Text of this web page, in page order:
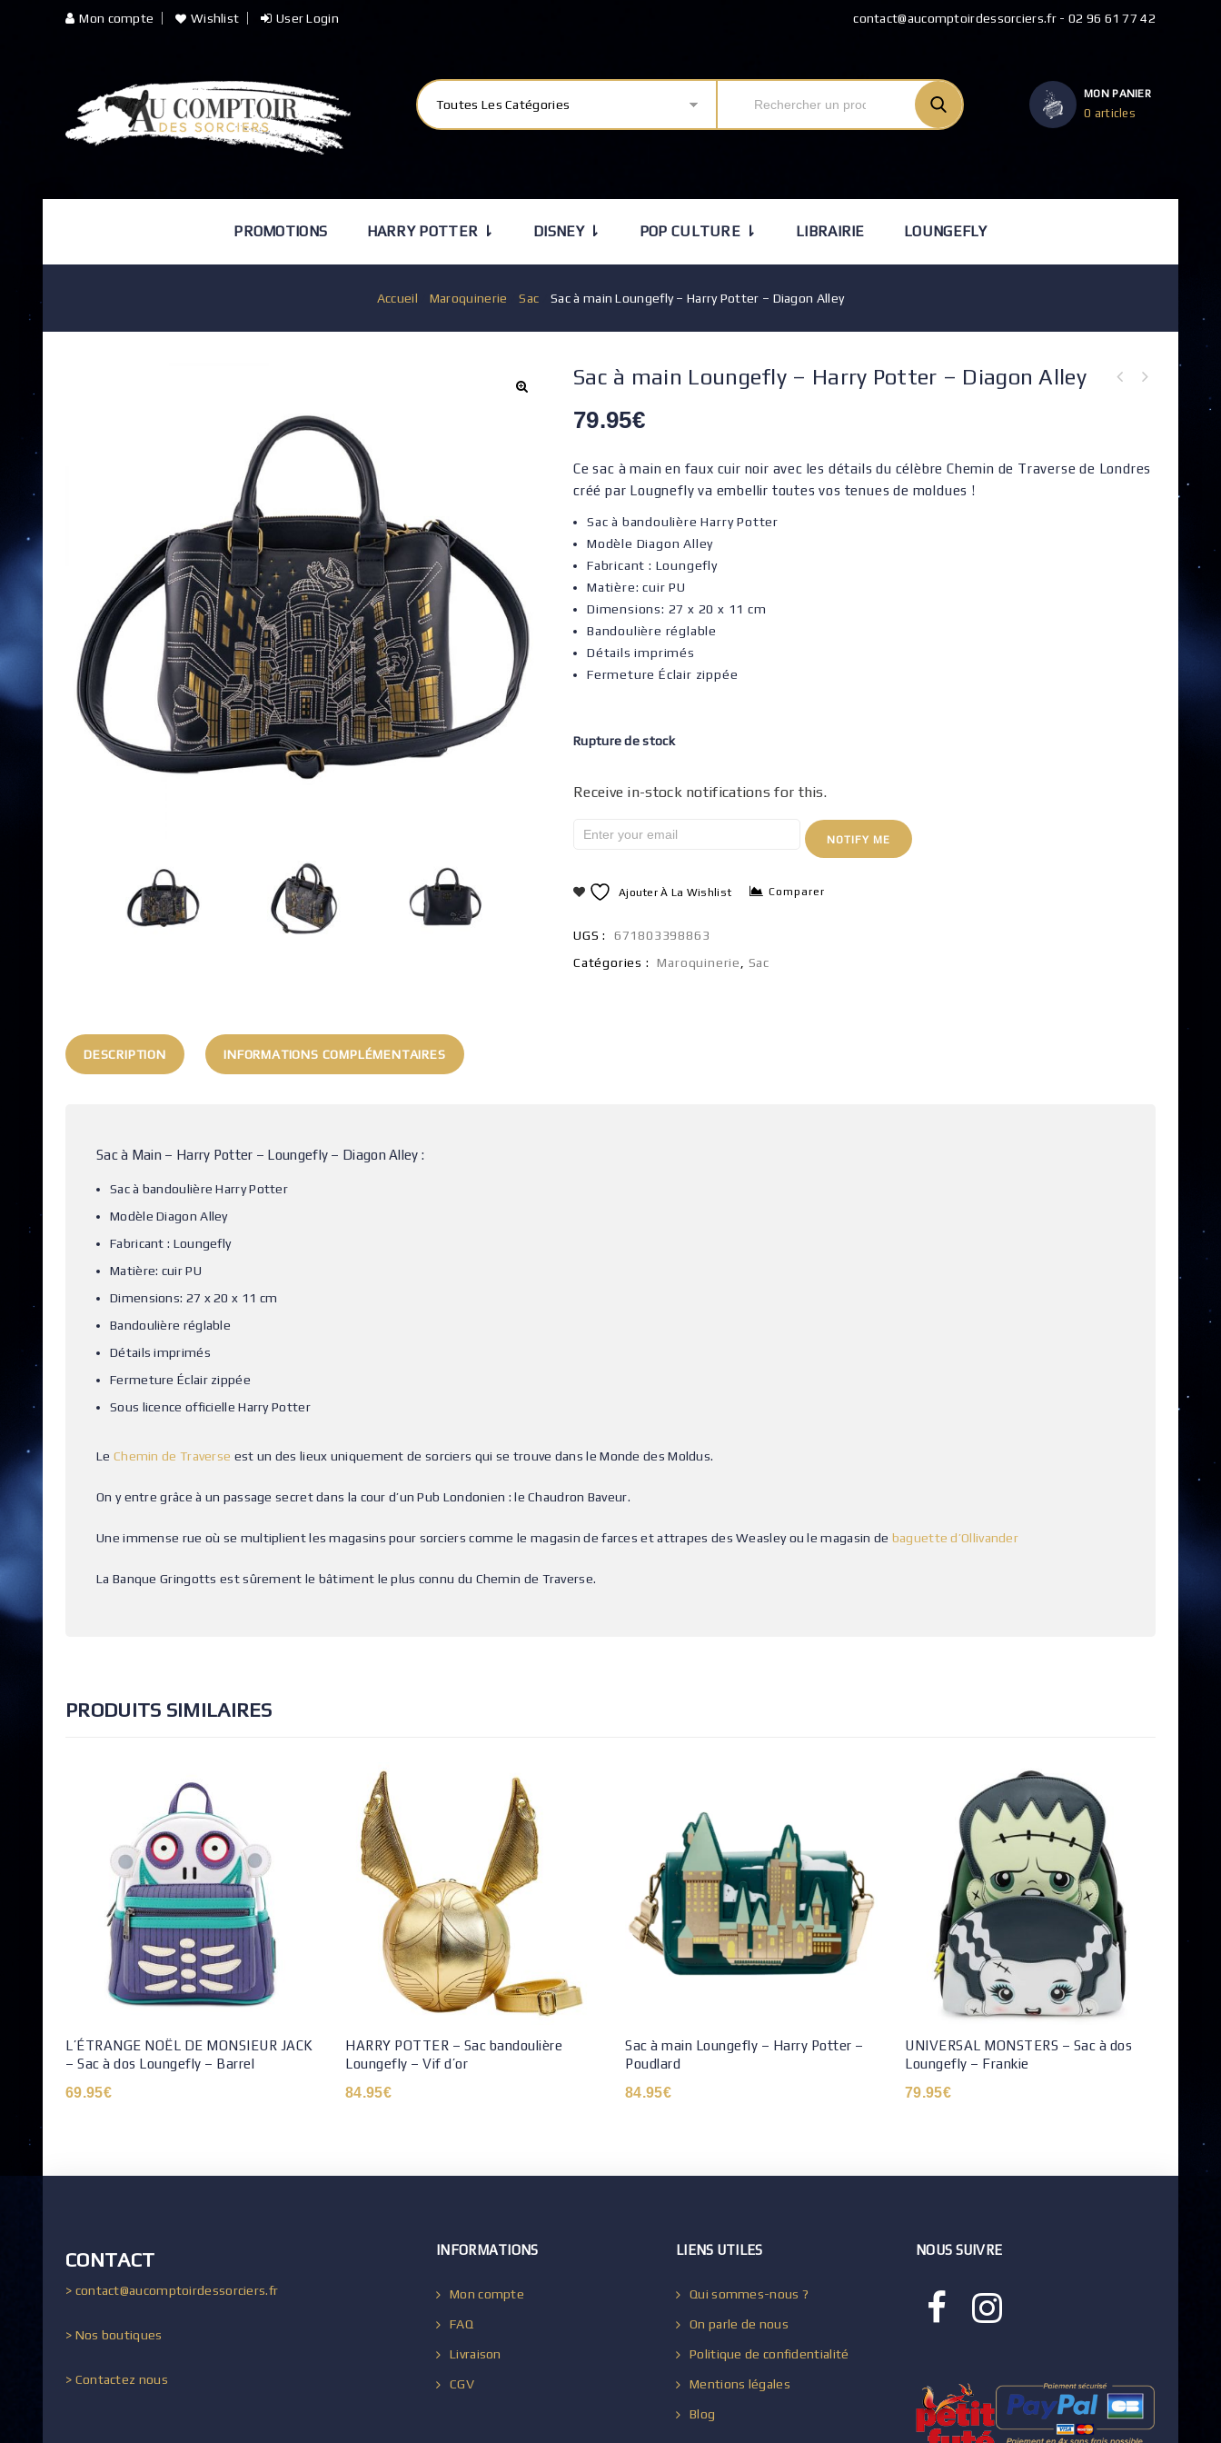
Mon compte Wishlist User Login contact@aucomptoirdessorciers.fr - 02 96 61 77 42
Toutes Les Catégories
MON PANIER
0 articles
PROMOTIONS HARRY POTTER ⇂ DISNEY ⇂ POP CULTURE ⇂ LIBRAIRIE LOUNGEFLY
Accueil Maroquinerie /Sac /Sac à main Loungefly – Harry Potter – Diagon Alley
Sac à main Loungefly – Harry Potter – Diagon Alley
79.95€
Ce sac à main en faux cuir noir avec les détails du célèbre Chemin de Traverse de Londres
créé par Lougnefly va embellir toutes vos tenues de moldues !
Sac à bandoulière Harry Potter
Modèle Diagon Alley
Fabricant : Loungefly
Matière: cuir PU
Dimensions: 27 x 20 x 11 cm
Bandoulière réglable
Détails imprimés
Fermeture Éclair zippée
Rupture de stock
Receive in-stock notifications for this.
NOTIFY ME
Ajouter À La Wishlist Comparer
UGS :
671803398863
Catégories :
Maroquinerie Sac
DESCRIPTION INFORMATIONS COMPLÉMENTAIRES
Sac à Main – Harry Potter – Loungefly – Diagon Alley :
Sac à bandoulière Harry Potter
Modèle Diagon Alley
Fabricant : Loungefly
Matière: cuir PU
Dimensions: 27 x 20 x 11 cm
Bandoulière réglable
Détails imprimés
Fermeture Éclair zippée
Sous licence officielle Harry Potter
Le Chemin de Traverse est un des lieux uniquement de sorciers qui se trouve dans le Monde des Moldus.
On y entre grâce à un passage secret dans la cour d’un Pub Londonien : le Chaudron Baveur.
Une immense rue où se multiplient les magasins pour sorciers comme le magasin de farces et attrapes des Weasley ou le magasin de baguette d’Ollivander
La Banque Gringotts est sûrement le bâtiment le plus connu du Chemin de Traverse.
PRODUITS SIMILAIRES
L’ÉTRANGE NOËL DE MONSIEUR JACK
– Sac à dos Loungefly – Barrel
69.95€
HARRY POTTER – Sac bandoulière
Loungefly – Vif d’or
84.95€
Sac à main Loungefly – Harry Potter –
Poudlard
84.95€
UNIVERSAL MONSTERS – Sac à dos
Loungefly – Frankie
79.95€
CONTACT
> contact@aucomptoirdessorciers.fr
> Nos boutiques
> Contactez nous
INFORMATIONS
Mon compte
FAQ
Livraison
CGV
LIENS UTILES
Qui sommes-nous ?
On parle de nous
Politique de confidentialité
Mentions légales
Blog
NOUS SUIVRE